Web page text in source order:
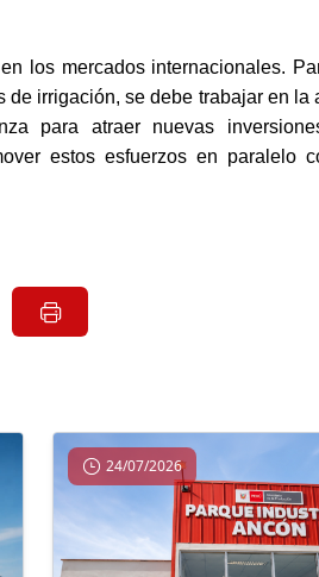
los mercados internacionales.
irrigación, se debe trabajar en la
para atraer nuevas
estos esfuerzos en paralelo
24/07/2026